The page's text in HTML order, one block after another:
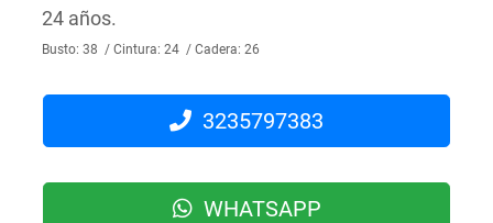
24 años.
Busto: 38 / Cintura: 24 / Cadera: 26
3235797383
WHATSAPP